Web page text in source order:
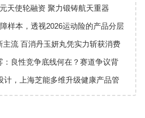
天使轮融资 聚力锻铸航天重器
样本，透视2026运动险的产品分层
主流 百消丹玉妍丸凭实力斩获消费
：良性竞争底线何在？赛道争议背
计，上海芝能多维升级健康产品管